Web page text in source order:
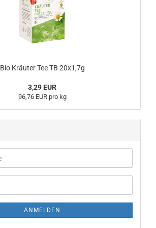
Bio Kräuter Tee TB 20x1,7g
3,29 EUR
96,76 EUR pro kg
ANMELDEN